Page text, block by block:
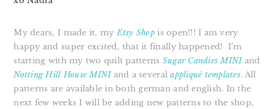
My dears, I made it, myEtsy Shopis open!!! I am very
happy and super excited, that it finally happened! I’m
starting with my two quilt patterns Sugar Candies MINI and
Notting Hill House MINI and a several appliqué templates. All
patterns are available in both german and english. In the
next few weeks I will be adding new patterns to the shop,